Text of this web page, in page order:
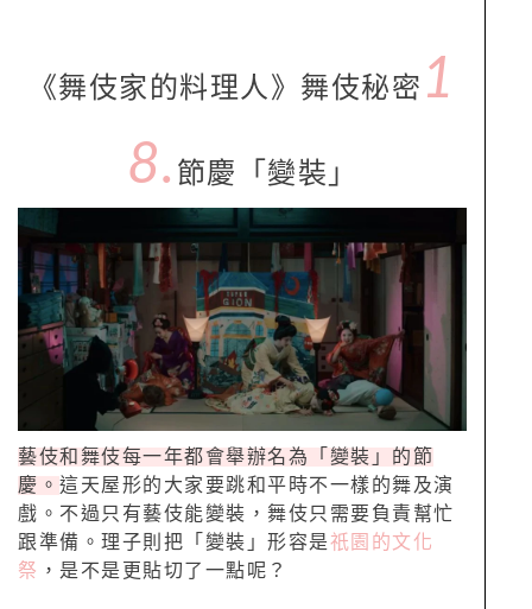
《舞伎家的料理人》舞伎秘密 1
8. 節慶「變裝」
藝伎和舞伎每一年都會舉辦名為「變裝」的節
慶。 這天屋形的大家要跳和平時不一樣的舞及演
戲。不過只有藝伎能變裝，舞伎只需要負責幫忙
跟準備。理子則把「變裝」形容是祇園的文化
祭 ，是不是更貼切了一點呢？